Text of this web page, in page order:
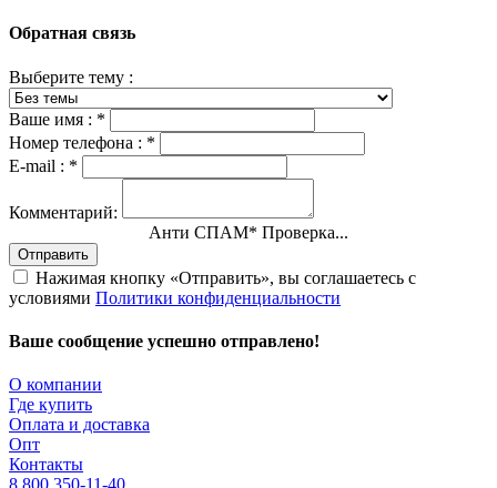
Обратная связь
Выберите тему :
Ваше имя : *
Номер телефона : *
E-mail : *
Комментарий:
Анти СПАМ* Проверка...
Отправить
Нажимая кнопку «Отправить», вы соглашаетесь с
условиями Политики конфиденциальности
Ваше сообщение успешно отправлено!
О компании
Где купить
Оплата и доставка
Опт
Контакты
8 800 350-11-40